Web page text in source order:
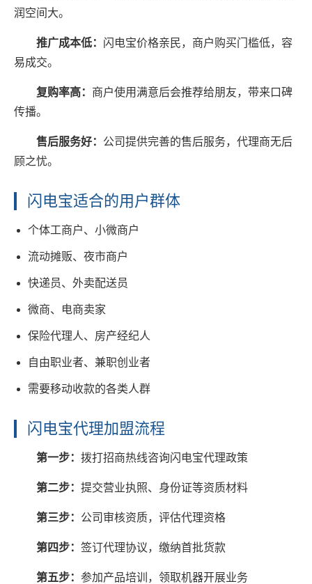
润空间大。
推广成本低： 闪电宝价格亲民，商户购买门槛低，容
易成交。
复购率高： 商户使用满意后会推荐给朋友，带来口碑
传播。
售后服务好： 公司提供完善的售后服务，代理商无后
顾之忧。
闪电宝适合的用户群体
个体工商户、小微商户
流动摊贩、夜市商户
快递员、外卖配送员
微商、电商卖家
保险代理人、房产经纪人
自由职业者、兼职创业者
需要移动收款的各类人群
闪电宝代理加盟流程
第一步： 拨打招商热线咨询闪电宝代理政策
第二步： 提交营业执照、身份证等资质材料
第三步： 公司审核资质，评估代理资格
第四步： 签订代理协议，缴纳首批货款
第五步： 参加产品培训，领取机器开展业务